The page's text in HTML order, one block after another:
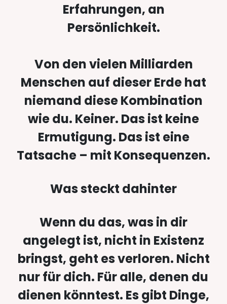
Erfahrungen, an
Persönlichkeit.
Von den vielen Milliarden
Menschen auf dieser Erde hat
niemand diese Kombination
wie du. Keiner. Das ist keine
Ermutigung. Das ist eine
Tatsache – mit Konsequenzen.
Was steckt dahinter
Wenn du das, was in dir
angelegt ist, nicht in Existenz
bringst, geht es verloren. Nicht
nur für dich. Für alle, denen du
dienen könntest. Es gibt Dinge,